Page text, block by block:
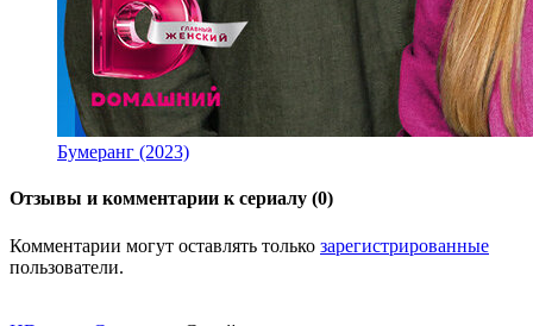
Бумеранг (2023)
Отзывы и комментарии к сериалу (0)
Комментарии могут оставлять только зарегистрированные
пользователи.